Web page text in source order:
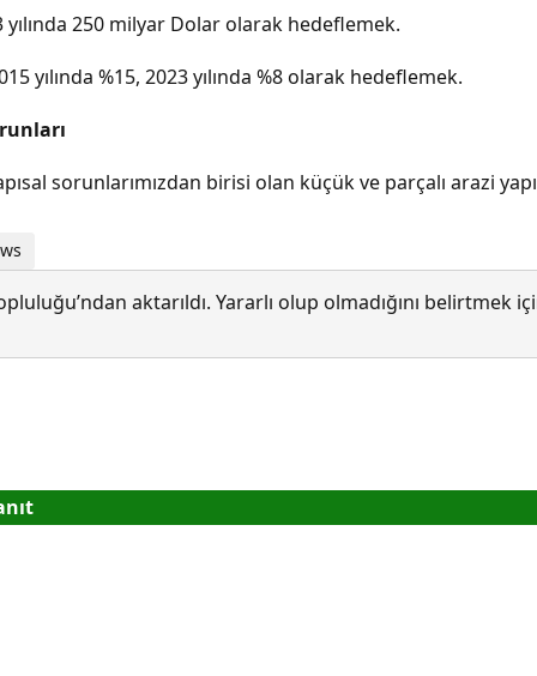
250 milyar Dolar olarak hedeflemek.
%15, 2023 yılında %8 olarak hedeflemek.
sorunlarımızdan birisi olan küçük ve parçalı arazi
aktarıldı. Yararlı olup olmadığını